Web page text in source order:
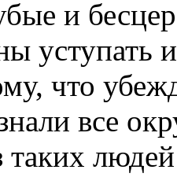
и
уступать
что
все
таких